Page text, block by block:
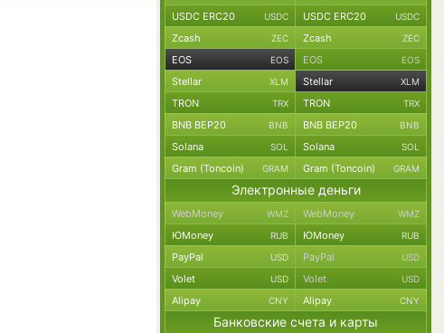
USDC ERC20 USDC USDC ERC20 USDC
Zcash ZEC Zcash ZEC
EOS EOS EOS EOS
Stellar XLM Stellar XLM
TRON TRX TRON TRX
BNB BEP20 BNB BNB BEP20 BNB
Solana SOL Solana SOL
Gram (Toncoin) GRAM Gram (Toncoin) GRAM
Электронные деньги
WebMoney WMZ WebMoney WMZ
ЮMoney RUB ЮMoney RUB
PayPal USD PayPal USD
Volet USD Volet USD
Alipay CNY Alipay CNY
Банковские счета и карты